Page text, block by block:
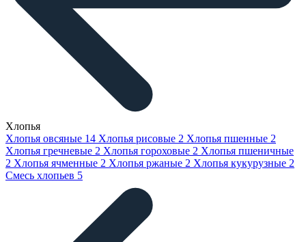
Хлопья
Хлопья овсяные 14 Хлопья рисовые 2 Хлопья пшенные 2
Хлопья гречневые 2 Хлопья гороховые 2 Хлопья пшеничные
2 Хлопья ячменные 2 Хлопья ржаные 2 Хлопья кукурузные 2
Смесь хлопьев 5